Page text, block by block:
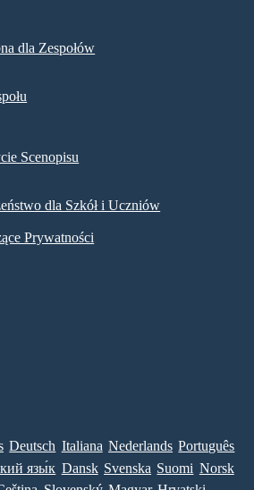
dla Zespołów
Scenopisu
dla Szkół i Uczniów
Prywatności
Deutsch Italiana Nederlands Português
язы́к Dansk Svenska Suomi Norsk